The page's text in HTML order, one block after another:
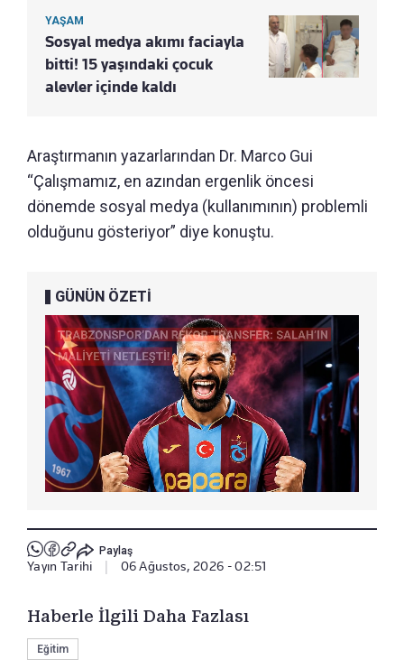
YAŞAM
Sosyal medya akımı faciayla
bitti! 15 yaşındaki çocuk
alevler içinde kaldı
Araştırmanın yazarlarından Dr. Marco Gui
“Çalışmamız, en azından ergenlik öncesi
dönemde sosyal medya (kullanımının) problemli
olduğunu gösteriyor” diye konuştu.
GÜNÜN ÖZETİ
Paylaş
Yayın Tarihi 06 Ağustos, 2026 - 02:51
Haberle İlgili Daha Fazlası
Eğitim